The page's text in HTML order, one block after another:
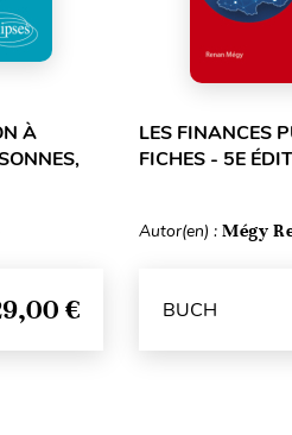
À
€
LES FINANCES
FICHES - 5E
Autor(en) : Mégy
BUCH